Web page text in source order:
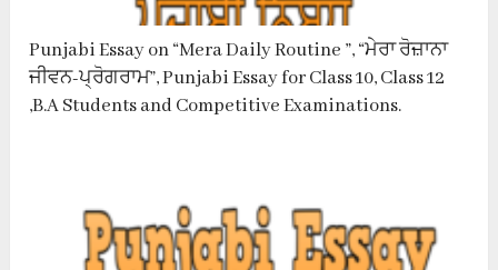
Punjabi Essay on “Mera Daily Routine ”, “ਮੇਰਾ ਰੋਜ਼ਾਨਾ
ਜੀਵਨ-ਪ੍ਰੋਗਰਾਮ”, Punjabi Essay for Class 10, Class 12
,B.A Students and Competitive Examinations.